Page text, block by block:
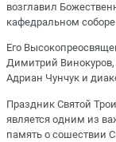
возглавил
кафедральном
Его
Димитрий
Адриан Чунчук и
Праздник Святой
является одним из
память о сошествии